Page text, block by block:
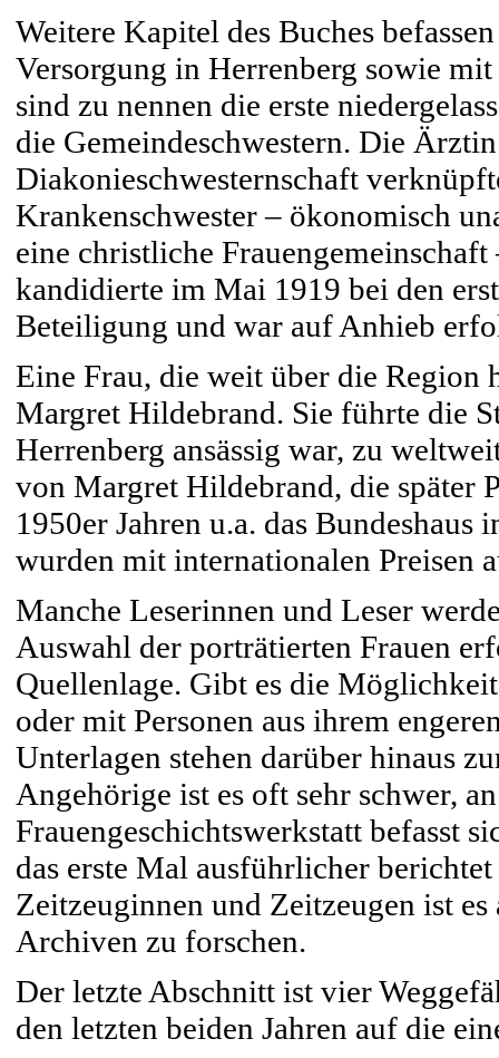
Weitere Kapitel des Buches
Versorgung in Herrenberg sowie
sind zu nennen die erste
die Gemeindeschwestern. Die
Diakonieschwesternschaft
Krankenschwester – ökonomisch
eine christliche
kandidierte im Mai 1919 bei den
Beteiligung und war auf Anhieb
Eine Frau, die weit über die
Margret Hildebrand. Sie führte die
Herrenberg ansässig war, zu
von Margret Hildebrand, die später
1950er Jahren u.a. das
wurden mit internationalen Preisen
Manche Leserinnen und Leser
Auswahl der porträtierten Frauen
Quellenlage. Gibt es die
oder mit Personen aus ihrem
Unterlagen stehen darüber hinaus
Angehörige ist es oft sehr schwer,
Frauengeschichtswerkstatt befasst
das erste Mal ausführlicher
Zeitzeuginnen und Zeitzeugen ist
Archiven zu forschen.
Der letzte Abschnitt ist vier
den letzten beiden Jahren auf die